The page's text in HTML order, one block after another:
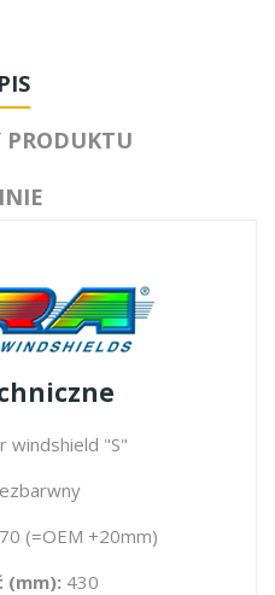
PRODUKTU
windshield "S"
(=OEM +20mm)
(mm): 430